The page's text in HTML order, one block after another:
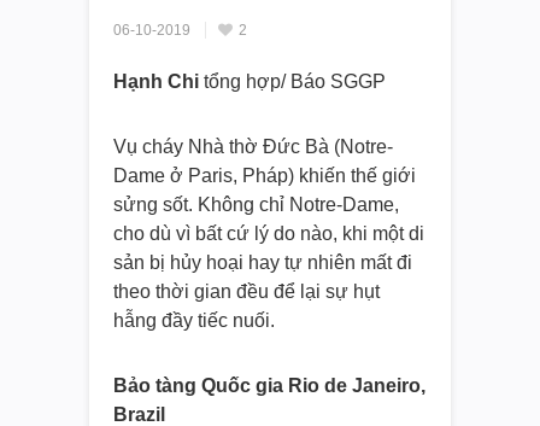
06-10-2019 2
Hạnh Chi tổng hợp/ Báo SGGP
Vụ cháy Nhà thờ Đức Bà (Notre-
Dame ở Paris, Pháp) khiến thế giới
sửng sốt. Không chỉ Notre-Dame,
cho dù vì bất cứ lý do nào, khi một di
sản bị hủy hoại hay tự nhiên mất đi
theo thời gian đều để lại sự hụt
hẫng đầy tiếc nuối.
Bảo tàng Quốc gia Rio de Janeiro,
Brazil